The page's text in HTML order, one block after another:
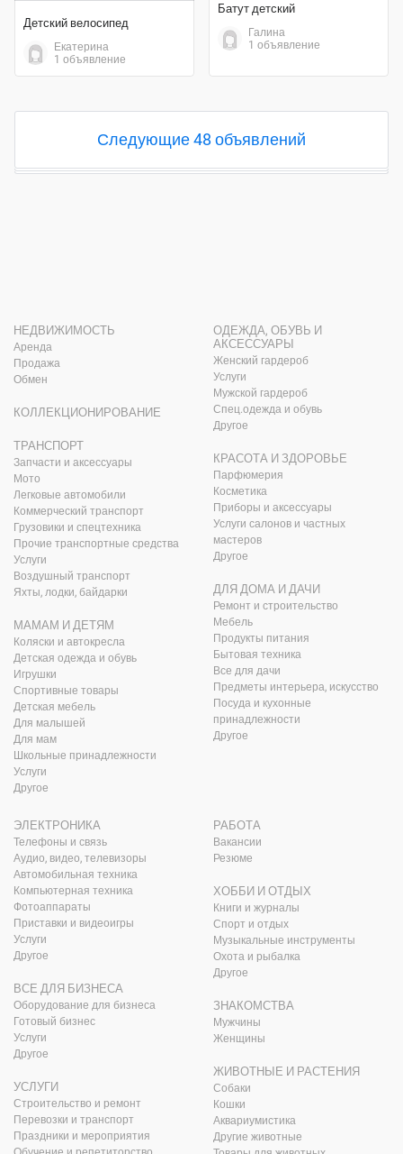
Детский велосипед
Екатерина
1 объявление
Батут детский
Галина
1 объявление
Следующие 48 объявлений
НЕДВИЖИМОСТЬ
Аренда
Продажа
Обмен
КОЛЛЕКЦИОНИРОВАНИЕ
ТРАНСПОРТ
Запчасти и аксессуары
Мото
Легковые автомобили
Коммерческий транспорт
Грузовики и спецтехника
Прочие транспортные средства
Услуги
Воздушный транспорт
Яхты, лодки, байдарки
МАМАМ И ДЕТЯМ
Коляски и автокресла
Детская одежда и обувь
Игрушки
Спортивные товары
Детская мебель
Для малышей
Для мам
Школьные принадлежности
Услуги
Другое
ОДЕЖДА, ОБУВЬ И
АКСЕССУАРЫ
Женский гардероб
Услуги
Мужской гардероб
Спец.одежда и обувь
Другое
КРАСОТА И ЗДОРОВЬЕ
Парфюмерия
Косметика
Приборы и аксессуары
Услуги салонов и частных
мастеров
Другое
ДЛЯ ДОМА И ДАЧИ
Ремонт и строительство
Мебель
Продукты питания
Бытовая техника
Все для дачи
Предметы интерьера, искусство
Посуда и кухонные
принадлежности
Другое
ЭЛЕКТРОНИКА
Телефоны и связь
Аудио, видео, телевизоры
Автомобильная техника
Компьютерная техника
Фотоаппараты
Приставки и видеоигры
Услуги
Другое
ВСЕ ДЛЯ БИЗНЕСА
Оборудование для бизнеса
Готовый бизнес
Услуги
Другое
УСЛУГИ
Строительство и ремонт
Перевозки и транспорт
Праздники и мероприятия
РАБОТА
Вакансии
Резюме
ХОББИ И ОТДЫХ
Книги и журналы
Спорт и отдых
Музыкальные инструменты
Охота и рыбалка
Другое
ЗНАКОМСТВА
Мужчины
Женщины
ЖИВОТНЫЕ И РАСТЕНИЯ
Собаки
Кошки
Аквариумистика
Другие животные